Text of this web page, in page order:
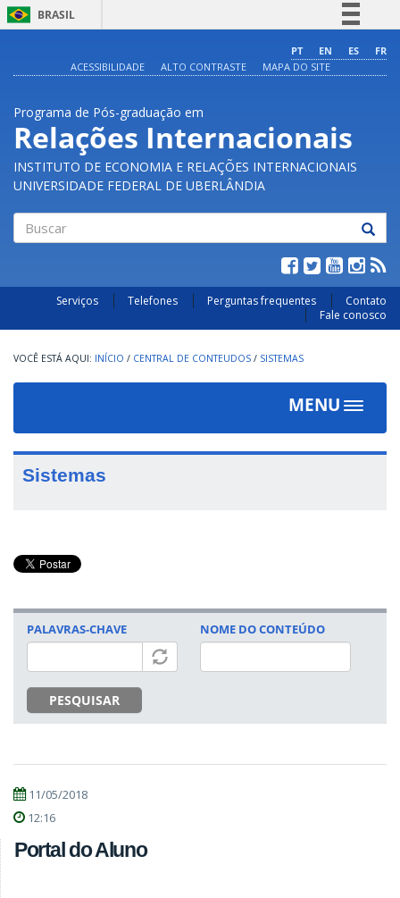
BRASIL
Comunica BR
Acesso à informação
Legislação
PT EN ES
FR
ACESSIBILIDADE
ALTO CONTRASTE MAPA DO SITE
Programa de Pós-graduação em
Relações Internacionais
INSTITUTO DE ECONOMIA E RELAÇÕES INTERNACIONAIS
UNIVERSIDADE FEDERAL DE UBERLÂNDIA
Serviços Telefones Perguntas frequentes
Contato
Fale conosco
INÍCIO / CENTRAL DE CONTEUDOS / SISTEMAS
MENU
Toggle
Sistemas
PALAVRAS-CHAVE
PESQUISAR
NOME DO CONTEÚDO
11/05/2018
12:16
Portal do Aluno